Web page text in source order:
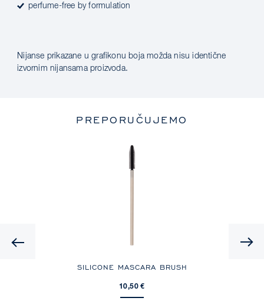
perfume-free by formulation
Nijanse prikazane u grafikonu boja možda nisu identične
izvornim nijansama proizvoda.
PREPORUČUJEMO
SILICONE MASCARA BRUSH
10,50 €